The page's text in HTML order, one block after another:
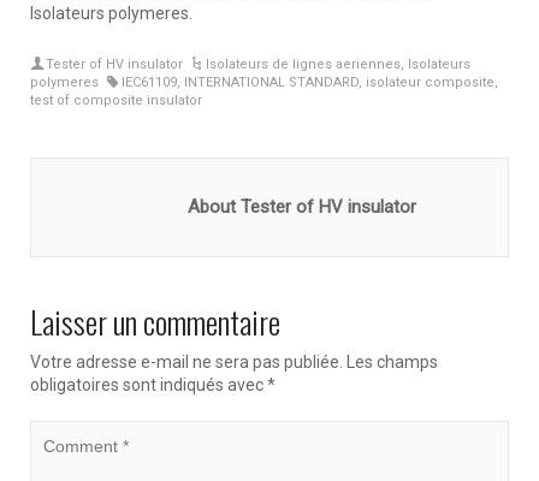
Isolateurs polymeres.
Tester of HV insulator Isolateurs de lignes aeriennes,
Isolateurs
polymeres
IEC61109, INTERNATIONAL STANDARD, isolateur composite,
test of composite insulator
About Tester of HV insulator
Laisser un commentaire
Votre adresse e-mail ne sera pas publiée. Les champs
obligatoires sont indiqués avec*